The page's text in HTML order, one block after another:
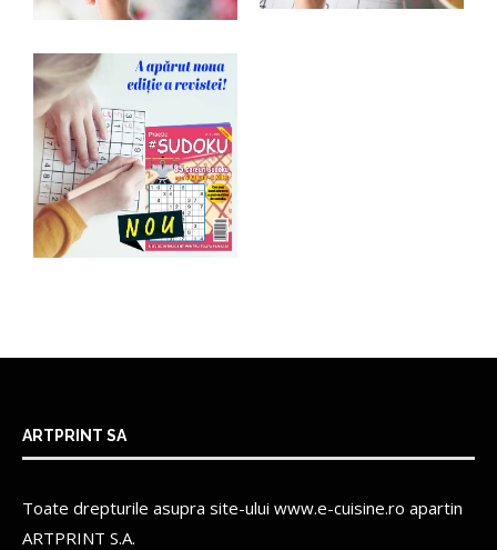
ARTPRINT SA
Toate drepturile asupra site-ului www.e-cuisine.ro apartin
ARTPRINT S.A.